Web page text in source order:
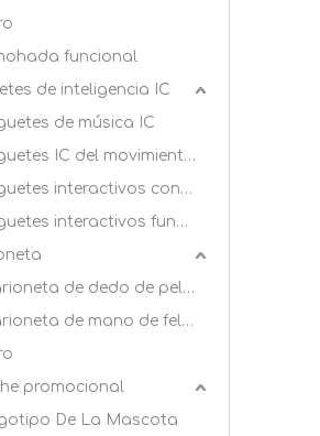
funcional
de inteligencia IC
de música IC
Juguetes IC del movimiento de acción
Juguetes interactivos con dientes azules
Juguetes interactivos funcionales
Marioneta de dedo de peluche
Marioneta de mano de felpa
promocional
De La Mascota